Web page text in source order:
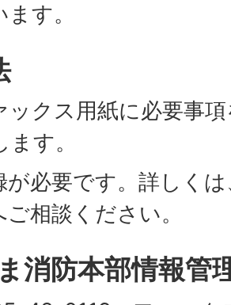
す。
ックス用紙に必要事
す。
が必要です。詳しく
相談ください。
消防本部情報管